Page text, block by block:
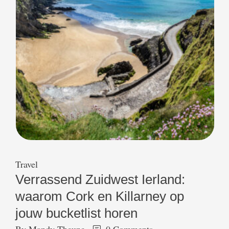
Travel
Verrassend Zuidwest Ierland:
waarom Cork en Killarney op
jouw bucketlist horen